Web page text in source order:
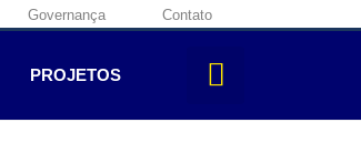
Governança Contato
PROJETOS